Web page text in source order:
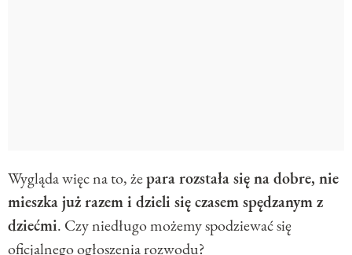
Wygląda więc na to, żepara rozstała się na dobre, nie
mieszka już razem i dzieli się czasem spędzanym z
dziećmi. Czy niedługo możemy spodziewać się
oficjalnego ogłoszenia rozwodu?